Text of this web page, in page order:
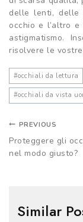
delle lenti, delle
occhio e l’altro
astigmatismo.
risolvere le
#occhiali da lettura
#occhiali da vista
PREVIOUS
Proteggere gli
nel modo giusto?
Similar